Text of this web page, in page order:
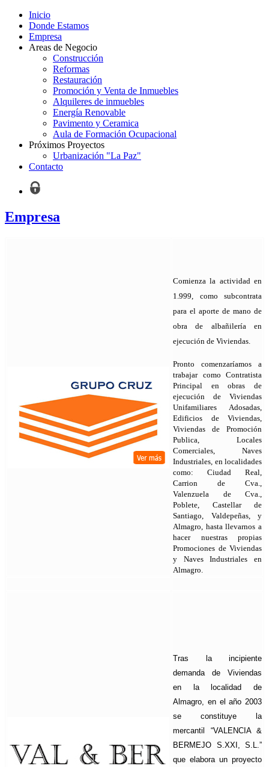
Inicio
Donde Estamos
Empresa
Areas de Negocio
Construcción
Reformas
Restauración
Promoción y Venta de Inmuebles
Alquileres de inmuebles
Energía Renovable
Pavimento y Ceramica
Aula de Formación Ocupacional
Próximos Proyectos
Urbanización "La Paz"
Contacto
Empresa
Comienza la actividad en
1.999, como subcontrata
para el aporte de mano de
obra de albañilería en
ejecución de Viviendas.
Pronto comenzaríamos a
trabajar como Contratista
Principal en obras de
ejecución de Viviendas
Unifamiliares Adosadas,
Edificios de Viviendas,
Viviendas de Promoción
Publica, Locales
Comerciales, Naves
Industriales, en localidades
como: Ciudad Real,
Carrion de Cva.,
Valenzuela de Cva.,
Poblete, Castellar de
Santiago, Valdepeñas, y
Almagro, hasta llevarnos a
hacer nuestras propias
Promociones de Viviendas
y Naves Industriales en
Almagro.
Tras la incipiente
demanda de Viviendas
en la localidad de
Almagro, en el año 2003
se constituye la
mercantil “VALENCIA &
BERMEJO S.XXI, S.L.”
que elabora un proyecto